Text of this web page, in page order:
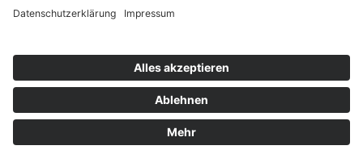
Salzburg und Industriellenvereinigung Salzburg.
Datenschutzerklärung
© 2026 Innovation Salzburg